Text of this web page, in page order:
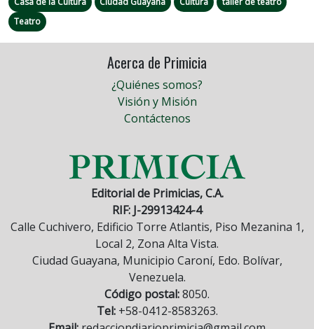
Teatro
Acerca de Primicia
¿Quiénes somos?
Visión y Misión
Contáctenos
Editorial de Primicias, C.A.
RIF: J-29913424-4
Calle Cuchivero, Edificio Torre Atlantis, Piso Mezanina 1,
Local 2, Zona Alta Vista.
Ciudad Guayana, Municipio Caroní, Edo. Bolívar,
Venezuela.
Código postal:8050.
Tel:+58-0412-8583263.